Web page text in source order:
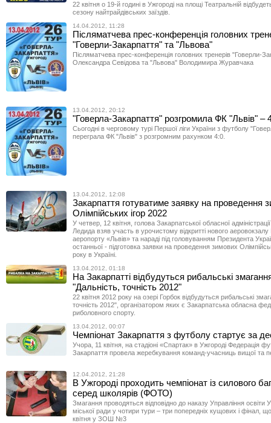
22 квітня о 19-й годині в Ужгороді на площі Театральній
сезону найтрайдівських заїздів.
14.04.2012, 11:28
Післяматчева прес-конференція головних
"Говерли-Закарпаття" та "Львова"
Післяматчева прес-конференція головних тренерів "Говерли-
Олександра Севідова та "Львова" Володимира Журавчака
13.04.2012, 20:12
"Говерла-Закарпаття" розгромила ФК "Львів" –
Сьогодні в черговому турі Першої ліги України з футболу
переграла ФК "Львів" з розгромним рахунком 4:0.
13.04.2012, 12:08
Закарпаття готуватиме заявку на проведення
Олімпійських ігор 2022
У четвер, 12 квітня, голова Закарпатської обласної
Ледида взяв участь в урочистому відкритті нового
аеропорту «Львів» та нараді під головуванням Президента
останньої - підготовка заявки на проведення зимових
року в Україні.
13.04.2012, 01:18
На Закарпатті відбудуться рибальські
"Дальність, точність 2012"
22 квітня 2012 року на озері Горбок відбудуться рибальські
точність 2012", організатором яких є Закарпатська обласна
риболовного спорту.
13.04.2012, 00:07
Чемпіонат Закарпаття з футболу стартує за
Учора, 11 квітня, на стадіоні «Спартак» в Ужгороді Федерація
Закарпаття провела жеребкування команд-учасниць вищої та
12.04.2012, 21:28
В Ужгороді проходить чемпіонат із силового
серед школярів (ФОТО)
Змагання проводяться відповідно до наказу Управління освіти
міської ради у чотири тури – три попередніх кущових і фінал,
квітня у ЗОШ №3